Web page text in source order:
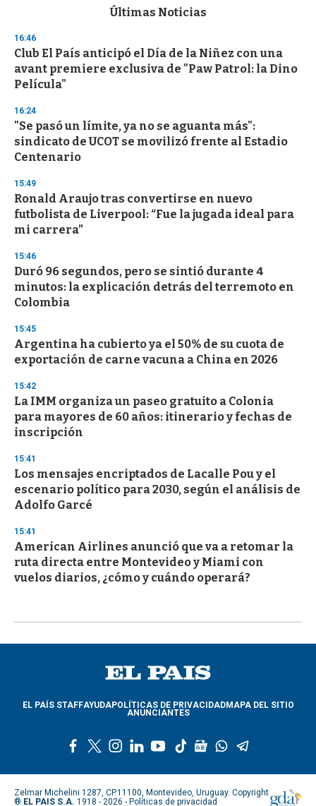
d
s
o
f
3
s
e
o
n
Últimas Noticias
16:46
Club El País anticipó el Día de la Niñez con una
avant premiere exclusiva de "Paw Patrol: la Dino
Película"
16:24
"Se pasó un límite, ya no se aguanta más":
sindicato de UCOT se movilizó frente al Estadio
Centenario
15:49
Ronald Araujo tras convertirse en nuevo
futbolista de Liverpool: “Fue la jugada ideal para
mi carrera”
15:46
Duró 96 segundos, pero se sintió durante 4
minutos: la explicación detrás del terremoto en
Colombia
15:45
Argentina ha cubierto ya el 50% de su cuota de
exportación de carne vacuna a China en 2026
15:42
La IMM organiza un paseo gratuito a Colonia
para mayores de 60 años: itinerario y fechas de
inscripción
15:41
Los mensajes encriptados de Lacalle Pou y el
escenario político para 2030, según el análisis de
Adolfo Garcé
15:41
American Airlines anunció que va a retomar la
ruta directa entre Montevideo y Miami con
vuelos diarios, ¿cómo y cuándo operará?
EL PAÍS STAFFAYUDAPOLÍTICAS DE PRIVACIDADMAPA DEL SITIO
ANUNCIANTES
c
e
b
w
i
t
s
t
a
l
n
k
e
y
u
u
t
k
o
g
o
l
w
a
s
l
e
g
Zelmar Michelini 1287, CP.11100, Montevideo, Uruguay. Copyright
® EL PAIS S.A. 1918 - 2026 - Políticas de privacidad